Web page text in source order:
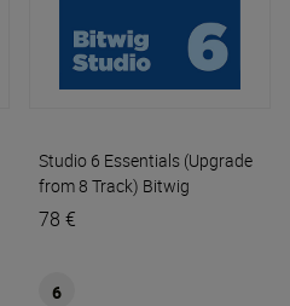
Studio 6 Essentials (Upgrade
from 8 Track) Bitwig
78 €
6